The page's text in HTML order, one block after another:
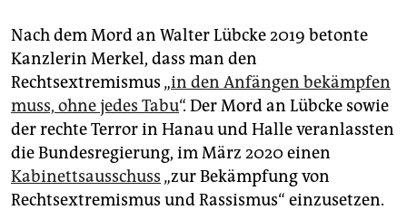
Nach dem Mord an Walter Lübcke 2019 betonte
Kanzlerin Merkel, dass man den
Rechtsextremismus „in den Anfängen bekämpfen
muss, ohne jedes Tabu“. Der Mord an Lübcke sowie
der rechte Terror in Hanau und Halle veranlassten
die Bundesregierung, im März 2020 einen
Kabinettsausschuss „zur Bekämpfung von
Rechtsextremismus und Rassismus“ einzusetzen.